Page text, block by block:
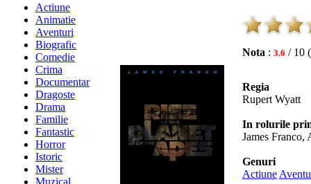
Actiune
Animatie
Aventuri
Biografic
Comedie
Crima
Documentar
Dragoste
Drama
Familie
Fantastic
Horror
Istoric
Mister
Muzical
Nota : 3.6 / 10
Regia
Rupert Wyatt
In rolurile
James Franco,
Genuri
Actiune